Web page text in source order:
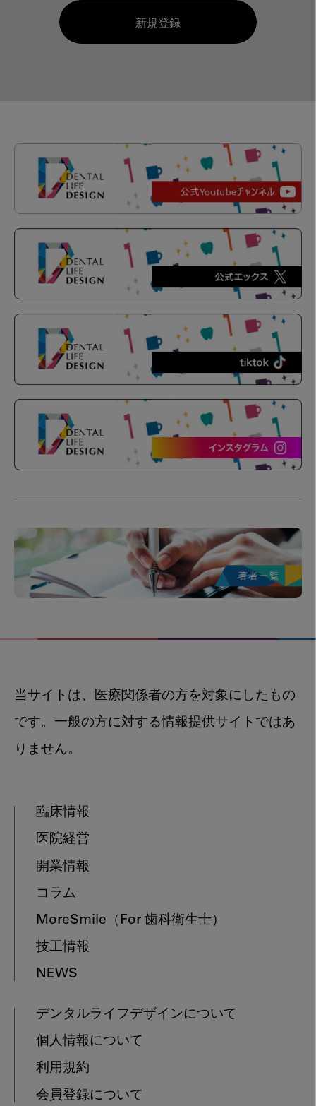
新規登録
当サイトは、医療関係者の方を対象にしたもの
です。一般の方に対する情報提供サイトではあ
りません。
臨床情報
医院経営
開業情報
コラム
MoreSmile （For 歯科衛生士）
技工情報
NEWS
デンタルライフデザインについて
個人情報について
利用規約
会員登録について